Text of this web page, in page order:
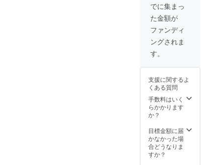
でに集まっ
た金額が
ファンディ
ングされま
す。
支援に関するよ
くある質問
手数料はいく
らかかります
か？
目標金額に届
かなかった場
合どうなりま
すか？